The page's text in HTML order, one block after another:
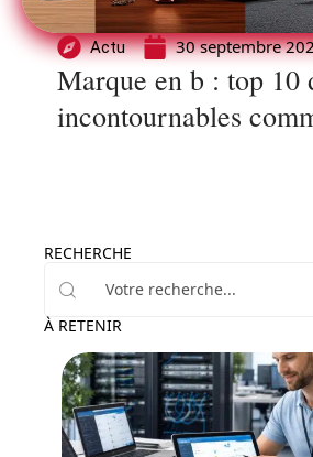
Actu 30 septembre
Marque en b : top 10
incontournables
RECHERCHE
À RETENIR